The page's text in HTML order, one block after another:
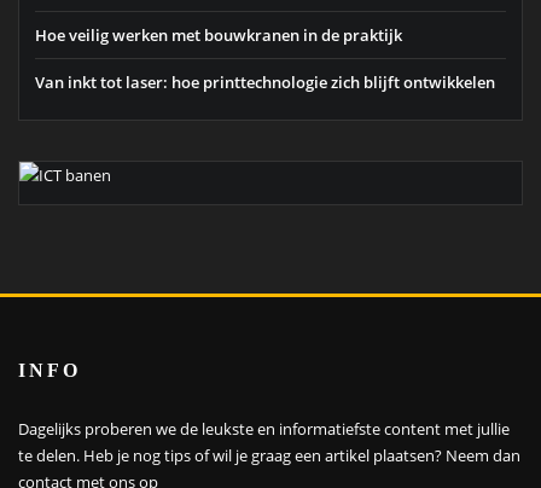
Hoe veilig werken met bouwkranen in de praktijk
Van inkt tot laser: hoe printtechnologie zich blijft ontwikkelen
INFO
Dagelijks proberen we de leukste en informatiefste content met jullie
te delen. Heb je nog tips of wil je graag een artikel plaatsen? Neem dan
contact met ons op